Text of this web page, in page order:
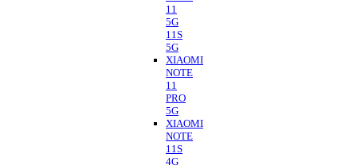
11
5G
11S
5G
XIAOMI
NOTE
11
PRO
5G
XIAOMI
NOTE
11S
4G